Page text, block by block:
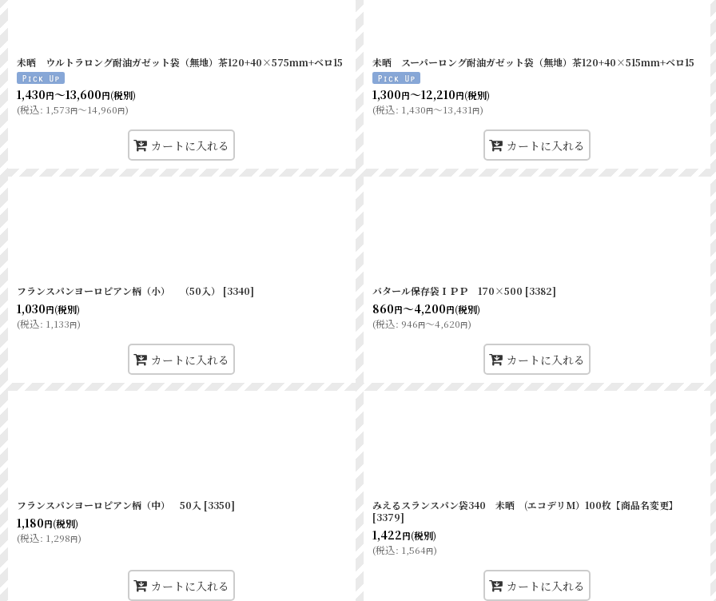
未晒 ウルトラロング耐油ガゼット袋（無地）茶120+40×575mm+ベロ15
1,430円～13,600円(税別)
(税込: 1,573円～14,960円)
カートに入れる
未晒 スーパーロング耐油ガゼット袋（無地）茶120+40×515mm+ベロ15
1,300円～12,210円(税別)
(税込: 1,430円～13,431円)
カートに入れる
フランスパンヨーロピアン柄（小） （50入） [3340]
1,030円(税別)
(税込: 1,133円)
カートに入れる
バタール保存袋ＩＰＰ 170×500 [3382]
860円～4,200円(税別)
(税込: 946円～4,620円)
カートに入れる
フランスパンヨーロピアン柄（中） 50入 [3350]
1,180円(税別)
(税込: 1,298円)
カートに入れる
みえるスランスパン袋340 未晒 (エコデリM）100枚【商品名変更】
[3379]
1,422円(税別)
(税込: 1,564円)
カートに入れる